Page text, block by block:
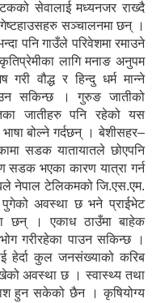
सेवालाई मध्यनजर राख्दै
सञ्चालनमा छन् ।
पनि गाउँले परिवेशमा रमाउने
लागि मनाङ अनुपम
वौद्ध र हिन्दु धर्म मान्ने
सकिन्छ । गुरुङ जातीको
जातीहरु पनि रहेको यस
बोल्ने गर्दछन् । बेशीसहर–
सडक यातायातले छोएपनि
सडक भएका कारण यात्रा गर्न
नेपाल टेलिकमको जि.एस.एम.
पुगेको अवस्था छ भने प्राईभेट
छन् । एकाध ठाउँमा बाहेक
गरीरहेका पाउन सकिन्छ ।
हेर्दा कुल जनसंख्याको करिब
अवस्था छ । स्वास्थ्य तथा
हुन सकेको छैन । कृषियोग्य